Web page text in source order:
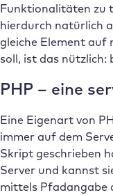
Funktionalitäten zu
hierdurch natürlich
gleiche Element auf
soll, ist das nützlich:
PHP – eine
Eine Eigenart von
immer auf dem
Skript geschrieben
Server und kannst
mittels Pfadangabe